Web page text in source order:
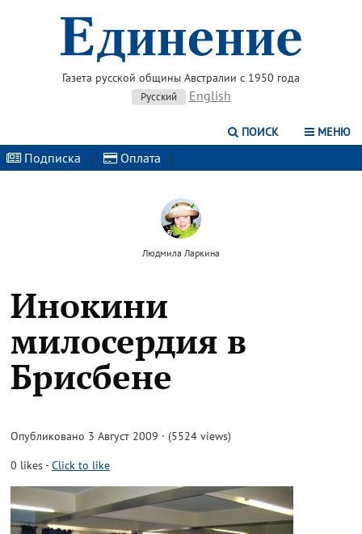
Газета русской общины Австралии с 1950 года
Русский English
ПОИСК МЕНЮ
Подписка | Оплата |
Людмила Ларкина
Инокини
милосердия в
Брисбене
Опубликовано 3 Август 2009 · (5524 views)
0 likes-Click to like